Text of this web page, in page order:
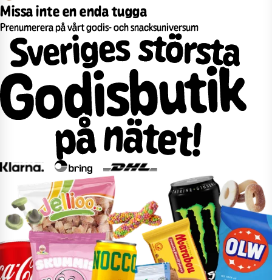
Missa inte en enda tugga
Prenumerera på vårt godis- och snacksuniversum